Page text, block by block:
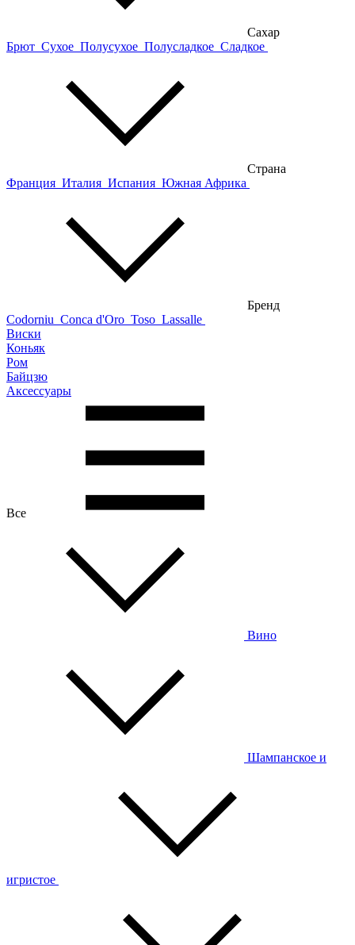
Сахар
Брют Сухое Полусухое Полусладкое Сладкое
Страна
Франция Италия Испания Южная Африка
Бренд
Codorniu Conca d'Oro Toso Lassalle
Виски
Коньяк
Ром
Байцзю
Аксессуары
Все
Вино
Шампанское и
игристое